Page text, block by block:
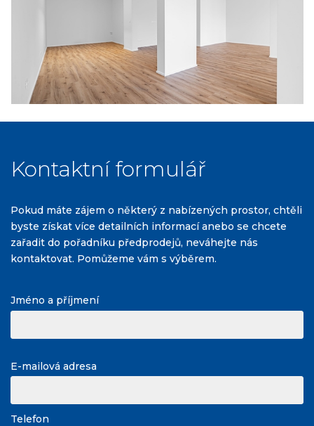
Kontaktní formulář
Pokud máte zájem o některý z nabízených prostor, chtěli
byste získat více detailních informací anebo se chcete
zařadit do pořadníku předprodejů, neváhejte nás
kontaktovat. Pomůžeme vám s výběrem.
Jméno a příjmení
E-mailová adresa
Telefon